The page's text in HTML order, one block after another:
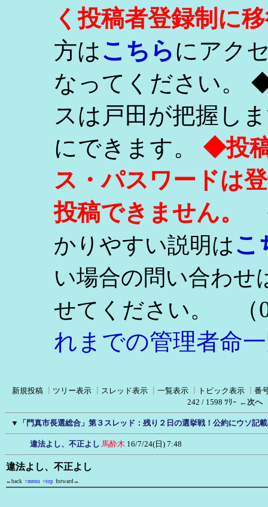
く投稿者登録制に
方はこちらにアク
なってください。
スは戸田が把握し
にできます。 ◆投
ス・パスワードは
投稿できません。
かりやすい説明はこ
い場合の問い合わせ
せてください。
（
れまでの管理者命
新規投稿 ツリー表示 スレッド表示 一覧表示 トピック表示
番
242 / 1598 ﾂﾘｰ ←次へ
▼ 「門真市長選総合」第３スレッド：残り２日の選挙戦！公約にウソ記
違法よし、不正よし 馬酔木 16/7/24(日) 7:48
違法よし、不正よし
←back ↑menu ↑top forward→